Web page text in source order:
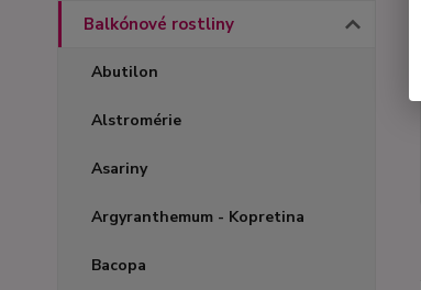
Balkónové rostliny
Abutilon
Alstromérie
Asariny
Argyranthemum - Kopretina
Bacopa